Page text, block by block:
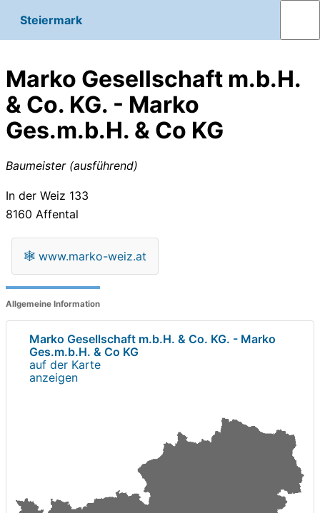
Steiermark
Marko Gesellschaft m.b.H.
& Co. KG. - Marko
Ges.m.b.H. & Co KG
Baumeister (ausführend)
In der Weiz 133
8160 Affental
🕸 www.marko-weiz.at
Allgemeine Information
Marko Gesellschaft m.b.H. & Co. KG. - Marko
Ges.m.b.H. & Co KG
auf der Karte
anzeigen